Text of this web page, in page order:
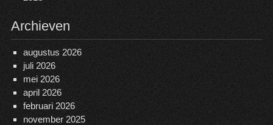
Archieven
augustus 2026
juli 2026
mei 2026
april 2026
februari 2026
november 2025